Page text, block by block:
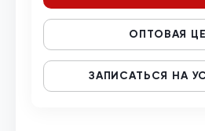
ОПТОВАЯ
ЗАПИСАТЬСЯ НА